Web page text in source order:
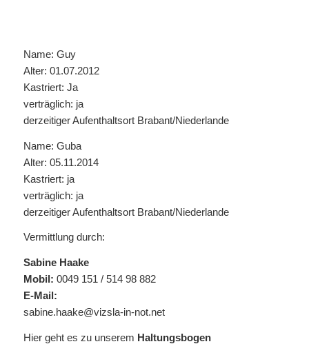
Name: Guy
Alter: 01.07.2012
Kastriert: Ja
verträglich: ja
derzeitiger Aufenthaltsort Brabant/Niederlande
Name: Guba
Alter: 05.11.2014
Kastriert: ja
verträglich: ja
derzeitiger Aufenthaltsort Brabant/Niederlande
Vermittlung durch:
Sabine Haake
Mobil: 0049 151 / 514 98 882
E-Mail:
sabine.haake@vizsla-in-not.net
Hier geht es zu unserem Haltungsbogen